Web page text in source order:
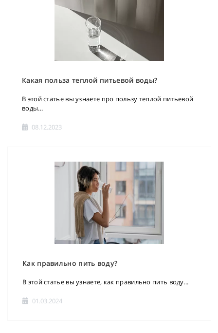
Какая польза теплой питьевой воды?
В этой статье вы узнаете про пользу теплой питьевой
воды...
08.12.2023
Как правильно пить воду?
В этой статье вы узнаете, как правильно пить воду...
01.03.2024